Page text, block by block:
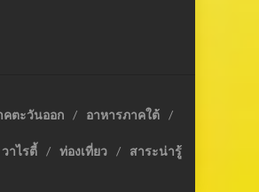
คตะวันออก อาหารภาคใต้
วาไรตี้ ท่องเที่ยว สาระน่ารู้